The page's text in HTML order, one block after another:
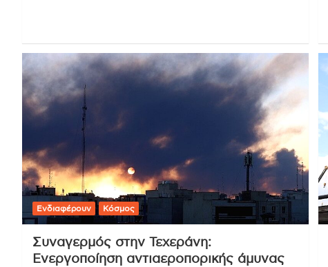
Ενδιαφέρουν Κόσμος
Συναγερμός στην Τεχεράνη:
Ενεργοποίηση αντιαεροπορικής άμυνας